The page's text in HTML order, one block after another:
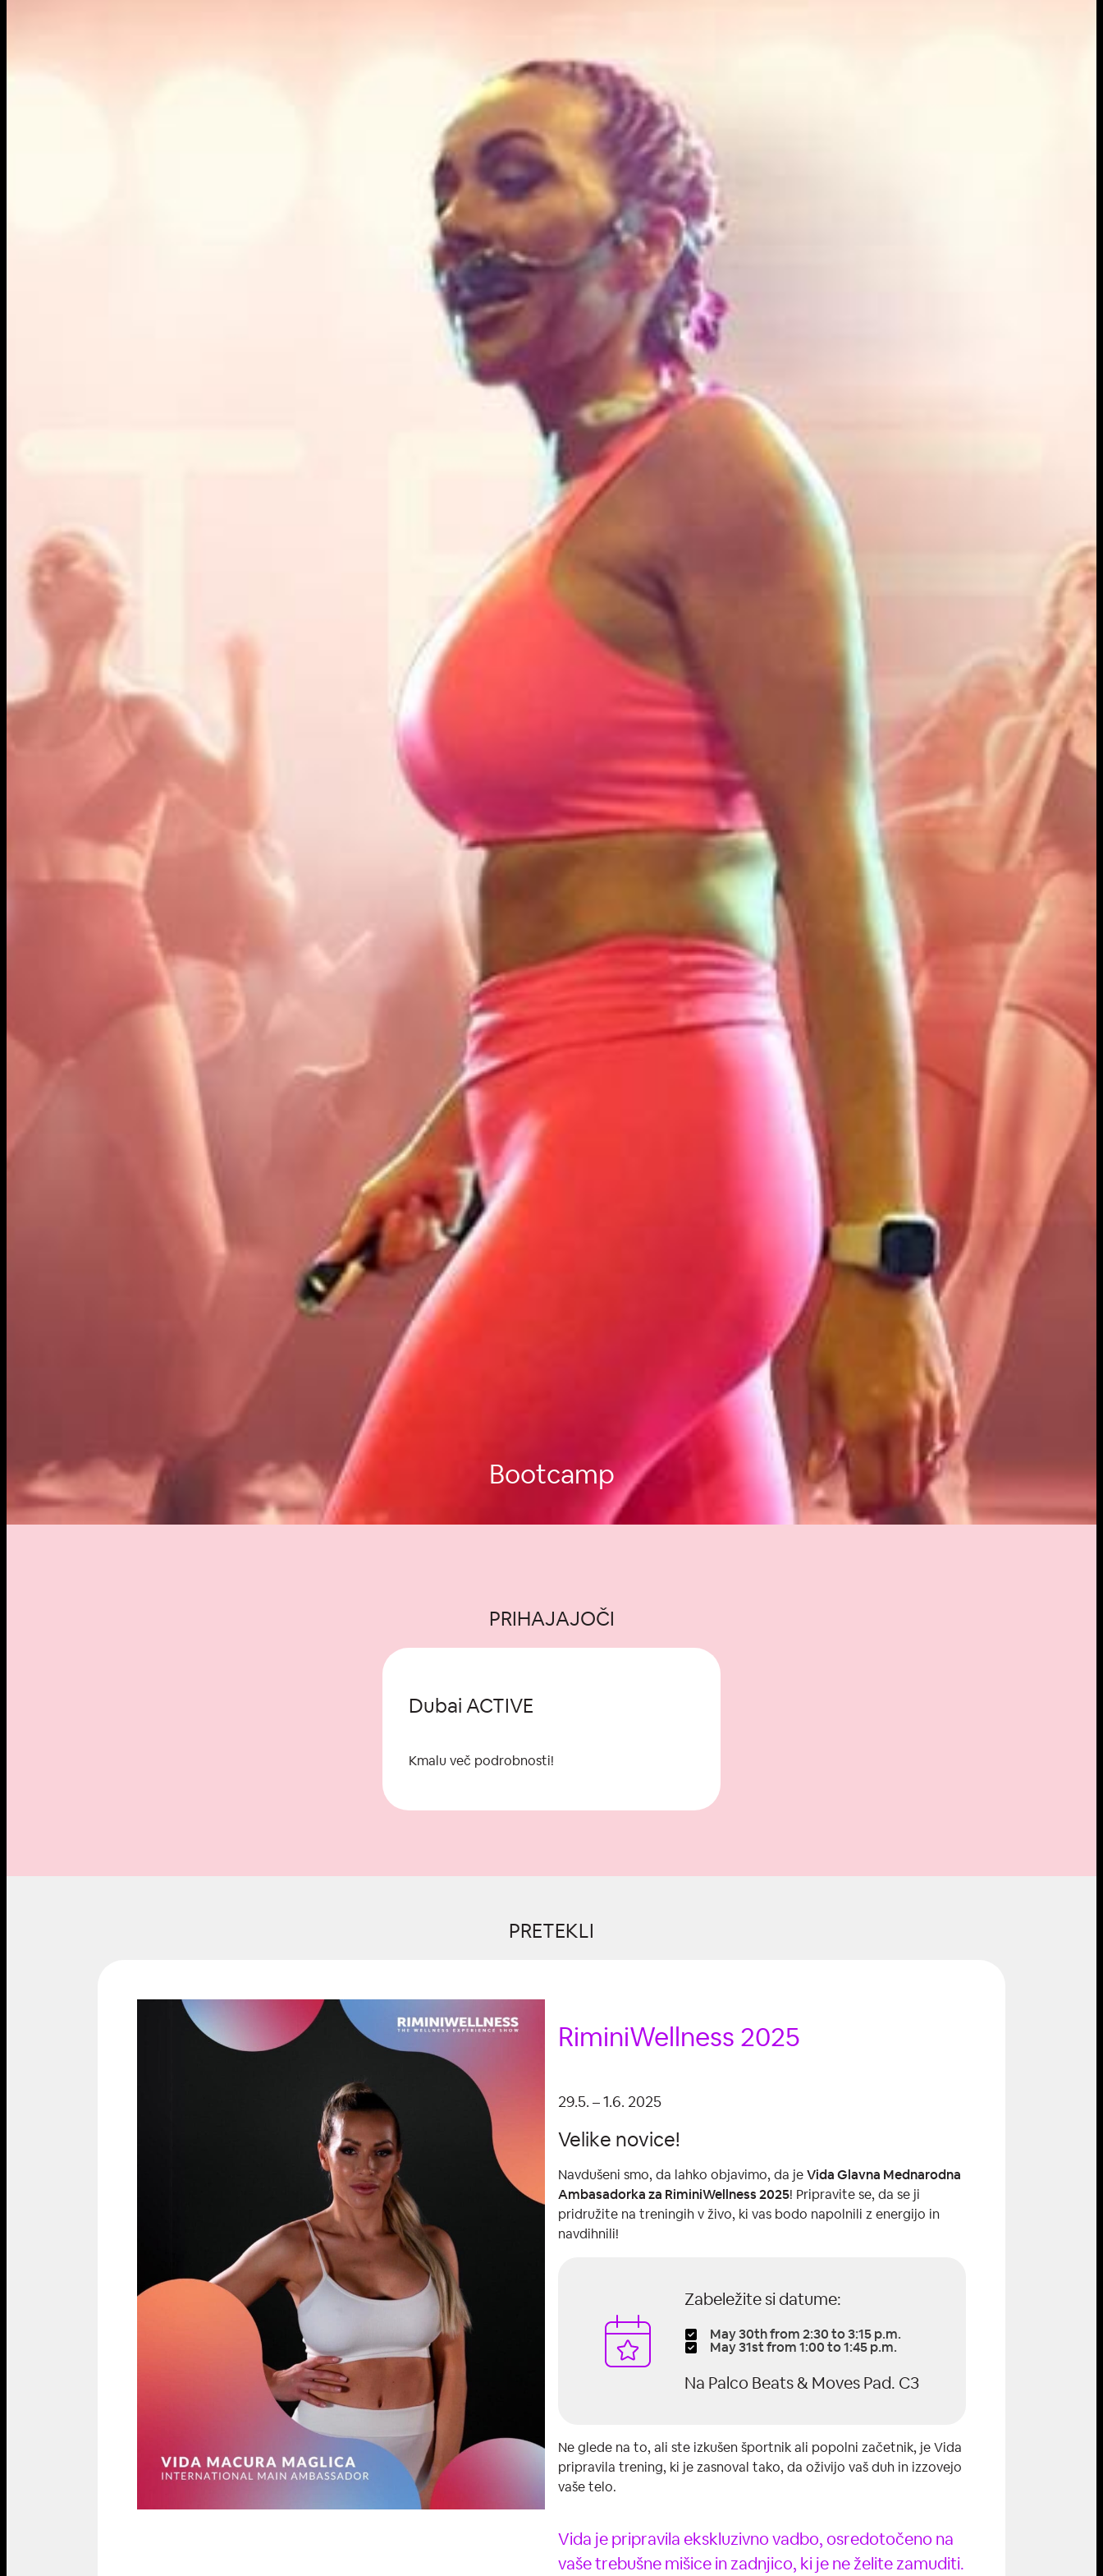
Bootcamp
PRIHAJAJOČI
Dubai ACTIVE
Kmalu več podrobnosti!
PRETEKLI
RiminiWellness 2025
29.5. – 1.6. 2025
Velike novice!
Navdušeni smo, da lahko objavimo, da jeVida Glavna Mednarodna
Ambasadorka za RiminiWellness 2025! Pripravite se, da se ji
pridružite na treningih v živo, ki vas bodo napolnili z energijo in
navdihnili!
Zabeležite si datume:
May 30th from 2:30 to 3:15 p.m.
May 31st from 1:00 to 1:45 p.m.
Na Palco Beats & Moves Pad. C3
Ne glede na to, ali ste izkušen športnik ali popolni začetnik, je Vida
pripravila trening, ki je zasnoval tako, da oživijo vaš duh in izzovejo
vaše telo.
Vida je pripravila ekskluzivno vadbo, osredotočeno na
vaše trebušne mišice in zadnjico, ki je ne želite zamuditi.